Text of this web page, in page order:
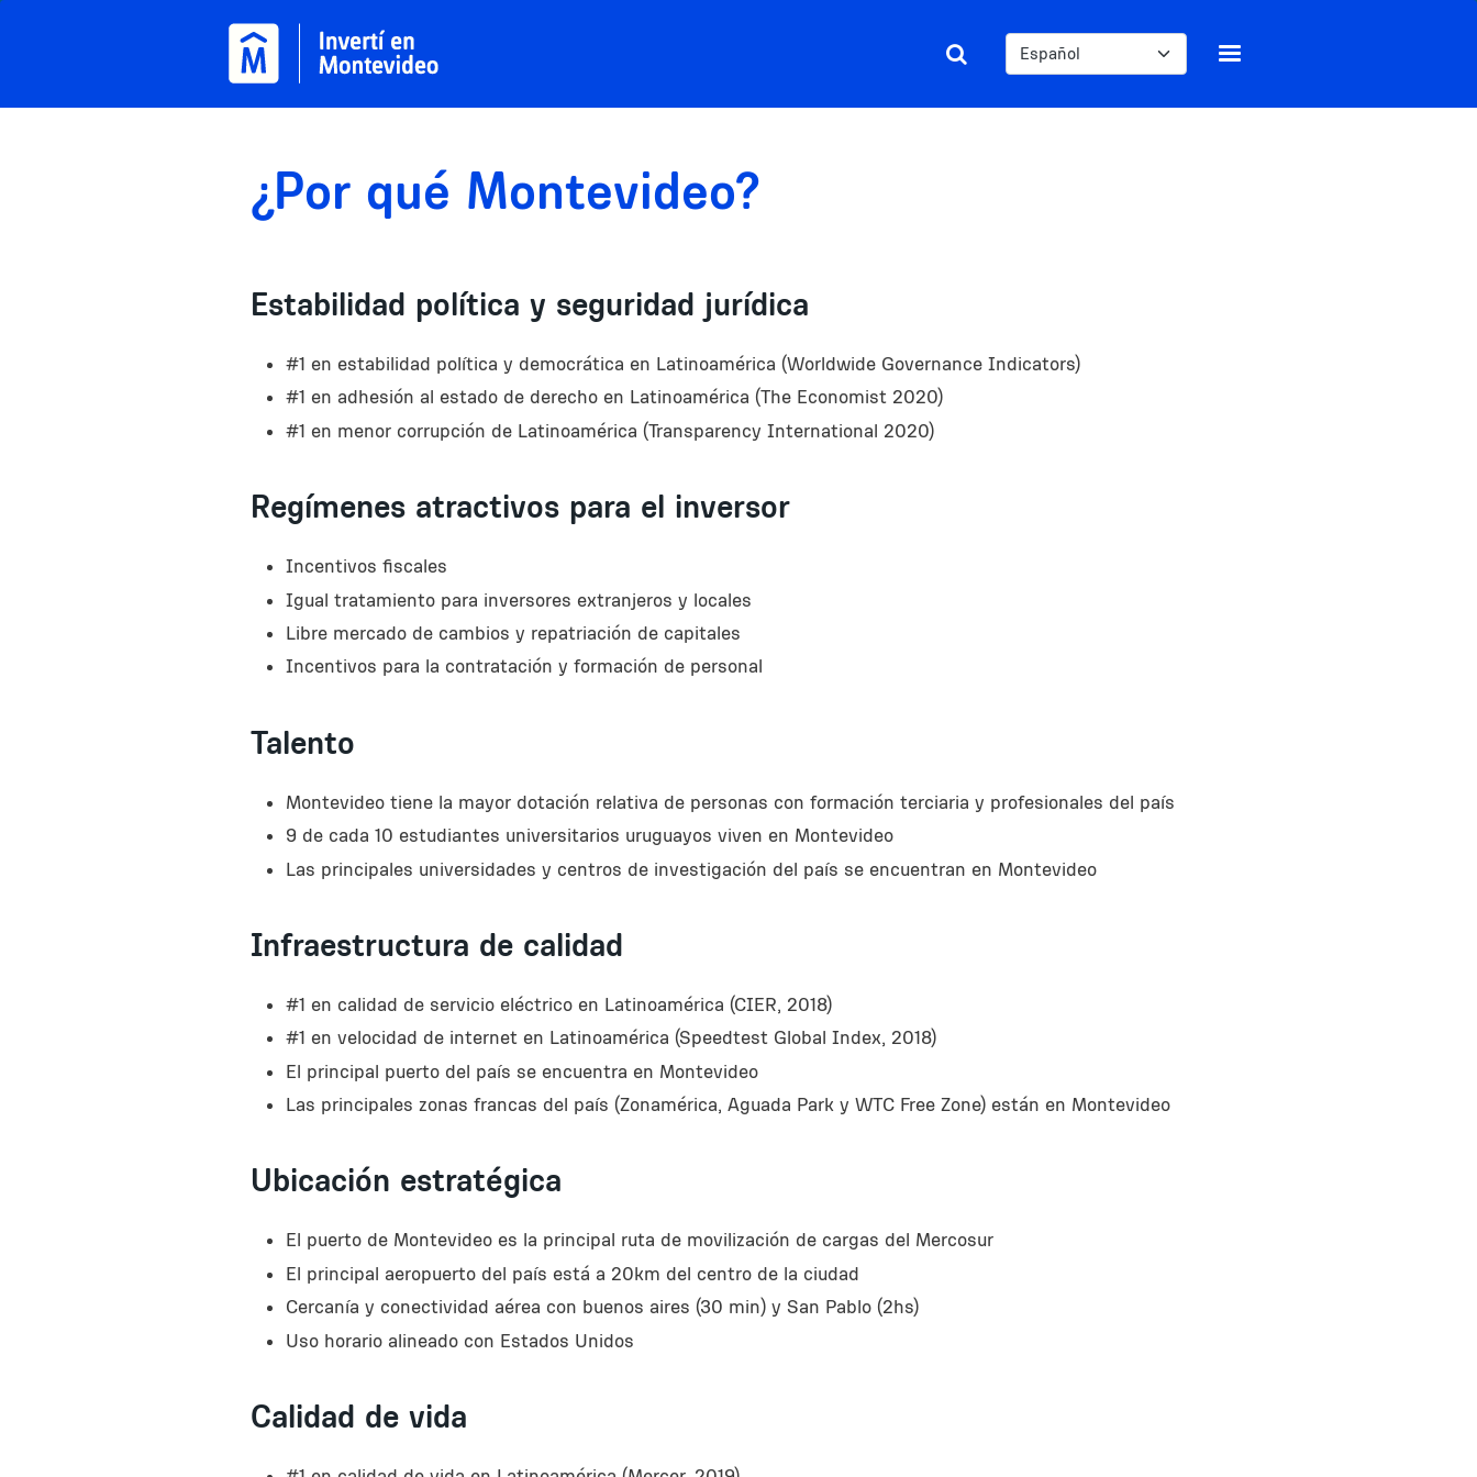
Select your language
¿Por qué Montevideo?
Estabilidad política y seguridad jurídica
#1 en estabilidad política y democrática en Latinoamérica (Worldwide Governance Indicators)
#1 en adhesión al estado de derecho en Latinoamérica (The Economist 2020)
#1 en menor corrupción de Latinoamérica (Transparency International 2020)
Regímenes atractivos para el inversor
Incentivos fiscales
Igual tratamiento para inversores extranjeros y locales
Libre mercado de cambios y repatriación de capitales
Incentivos para la contratación y formación de personal
Talento
Montevideo tiene la mayor dotación relativa de personas con formación terciaria y profesionales del país
9 de cada 10 estudiantes universitarios uruguayos viven en Montevideo
Las principales universidades y centros de investigación del país se encuentran en Montevideo
Infraestructura de calidad
#1 en calidad de servicio eléctrico en Latinoamérica (CIER, 2018)
#1 en velocidad de internet en Latinoamérica (Speedtest Global Index, 2018)
El principal puerto del país se encuentra en Montevideo
Las principales zonas francas del país (Zonamérica, Aguada Park y WTC Free Zone) están en Montevideo
Ubicación estratégica
El puerto de Montevideo es la principal ruta de movilización de cargas del Mercosur
El principal aeropuerto del país está a 20km del centro de la ciudad
Cercanía y conectividad aérea con buenos aires (30 min) y San Pablo (2hs)
Uso horario alineado con Estados Unidos
Calidad de vida